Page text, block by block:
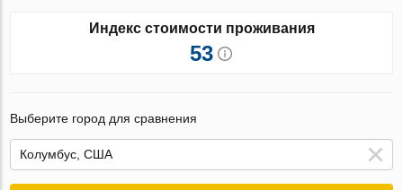
Индекс стоимости проживания
53
Выберите город для сравнения